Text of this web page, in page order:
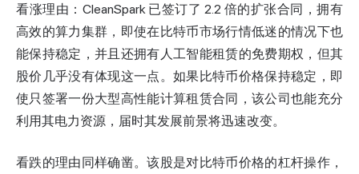
看涨理由：CleanSpark 已签订了 2.2 倍的扩张合同，拥有
高效的算力集群，即使在比特币市场行情低迷的情况下也
能保持稳定，并且还拥有人工智能租赁的免费期权，但其
股价几乎没有体现这一点。如果比特币价格保持稳定，即
使只签署一份大型高性能计算租赁合同，该公司也能充分
利用其电力资源，届时其发展前景将迅速改变。
看跌的理由同样确凿。该股是对比特币价格的杠杆操作，